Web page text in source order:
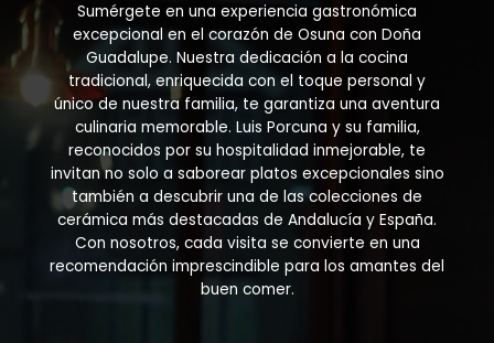
Sumérgete en una experiencia gastronómica
excepcional en el corazón de Osuna con Doña
Guadalupe. Nuestra dedicación a la cocina
tradicional, enriquecida con el toque personal y
único de nuestra familia, te garantiza una aventura
culinaria memorable. Luis Porcuna y su familia,
reconocidos por su hospitalidad inmejorable, te
invitan no solo a saborear platos excepcionales sino
también a descubrir una de las colecciones de
cerámica más destacadas de Andalucía y España.
Con nosotros, cada visita se convierte en una
recomendación imprescindible para los amantes del
buen comer.